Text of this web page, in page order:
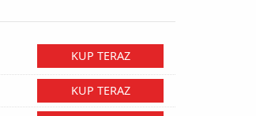
KUP TERAZ
KUP TERAZ